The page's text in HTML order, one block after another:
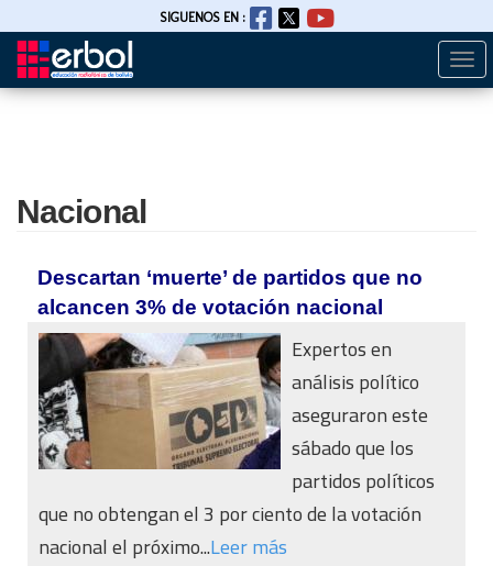
Pasar
SIGUENOS EN :
Nacional
Descartan ‘muerte’ de partidos que no
alcancen 3% de votación nacional
Expertos en
análisis político
aseguraron este
sábado que los
partidos políticos
que no obtengan el 3 por ciento de la votación
nacional el próximo...Leer más